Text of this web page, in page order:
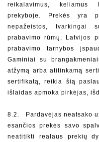
reikalavimus, keliamus
prekyboje. Prekės yra
nepažeistos, tvarkingai
prabavimo rūmų, Latvijos
prabavimo tarnybos
Gaminiai su
atžymą arba atitinkamą
sertifikatą, reikia šią
išlaidas apmoka pirkėjas,
8.2.   Pardavėjas neatsako
esančios prekės savo
neatitikti realaus prekių